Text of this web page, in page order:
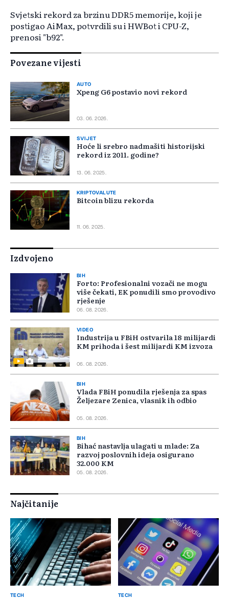
Svjetski rekord za brzinu DDR5 memorije, koji je
postigao AiMax, potvrdili su i HWBot i CPU-Z,
prenosi "b92".
Povezane vijesti
AUTO
Xpeng G6 postavio novi rekord
03. 06. 2026.
SVIJET
Hoće li srebro nadmašiti historijski
rekord iz 2011. godine?
13. 06. 2025.
KRIPTOVALUTE
Bitcoin blizu rekorda
11. 06. 2025.
Izdvojeno
BIH
Forto: Profesionalni vozači ne mogu
više čekati, EK ponudili smo provodivo
rješenje
06. 08. 2026.
VIDEO
Industrija u FBiH ostvarila 18 milijardi
KM prihoda i šest milijardi KM izvoza
06. 08. 2026.
BIH
Vlada FBiH ponudila rješenja za spas
Željezare Zenica, vlasnik ih odbio
05. 08. 2026.
BIH
Bihać nastavlja ulagati u mlade: Za
razvoj poslovnih ideja osigurano
32.000 KM
05. 08. 2026.
Najčitanije
TECH TECH